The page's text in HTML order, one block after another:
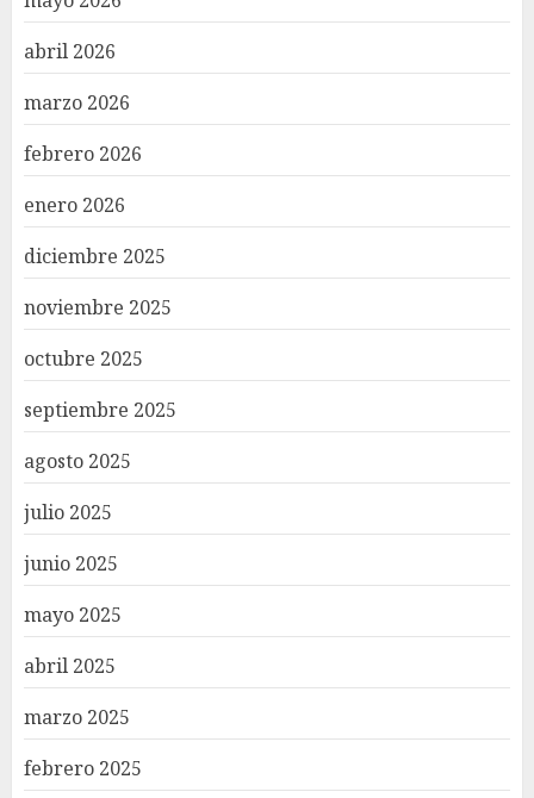
abril 2026
marzo 2026
febrero 2026
enero 2026
diciembre 2025
noviembre 2025
octubre 2025
septiembre 2025
agosto 2025
julio 2025
junio 2025
mayo 2025
abril 2025
marzo 2025
febrero 2025